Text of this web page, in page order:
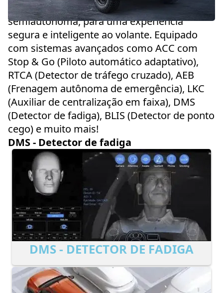
A Tunland oferece tecnologia de direção
semiautônoma, para uma experiência
segura e inteligente ao volante. Equipado
com sistemas avançados como ACC com
Stop & Go (Piloto automático adaptativo),
RTCA (Detector de tráfego cruzado), AEB
(Frenagem autônoma de emergência), LKC
(Auxiliar de centralização em faixa), DMS
(Detector de fadiga), BLIS (Detector de ponto
cego) e muito mais!
DMS - Detector de fadiga
DMS - DETECTOR DE FADIGA